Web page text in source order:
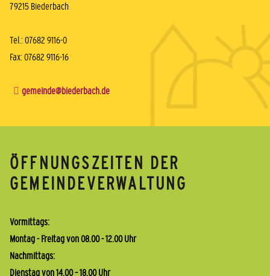
79215 Biederbach
Tel.: 07682 9116-0
Fax: 07682 9116-16
gemeinde@biederbach.de
ÖFFNUNGSZEITEN DER
GEMEINDEVERWALTUNG
Vormittags:
Montag - Freitag von 08.00 - 12.00 Uhr
Nachmittags:
Dienstag von 14.00 – 18.00 Uhr